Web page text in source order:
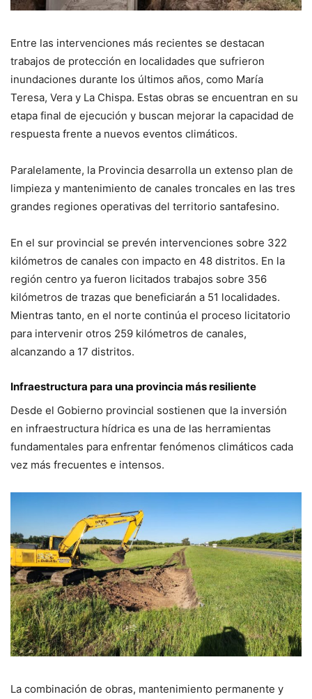
Entre las intervenciones más recientes se destacan
trabajos de protección en localidades que sufrieron
inundaciones durante los últimos años, como María
Teresa, Vera y La Chispa. Estas obras se encuentran en su
etapa final de ejecución y buscan mejorar la capacidad de
respuesta frente a nuevos eventos climáticos.
Paralelamente, la Provincia desarrolla un extenso plan de
limpieza y mantenimiento de canales troncales en las tres
grandes regiones operativas del territorio santafesino.
En el sur provincial se prevén intervenciones sobre 322
kilómetros de canales con impacto en 48 distritos. En la
región centro ya fueron licitados trabajos sobre 356
kilómetros de trazas que beneficiarán a 51 localidades.
Mientras tanto, en el norte continúa el proceso licitatorio
para intervenir otros 259 kilómetros de canales,
alcanzando a 17 distritos.
Infraestructura para una provincia más resiliente
Desde el Gobierno provincial sostienen que la inversión
en infraestructura hídrica es una de las herramientas
fundamentales para enfrentar fenómenos climáticos cada
vez más frecuentes e intensos.
La combinación de obras, mantenimiento permanente y